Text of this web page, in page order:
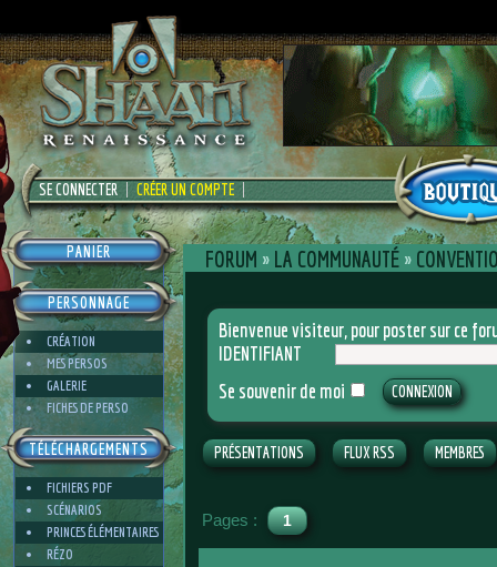
SE CONNECTER CRÉER UN COMPTE
PANIER
PERSONNAGE
CRÉATION
MES PERSOS
GALERIE
FICHES DE PERSO
TÉLÉCHARGEMENTS
FICHIERS PDF
SCÉNARIOS
PRINCES ÉLÉMENTAIRES
RÉZO
FORUM » LA COMMUNAUTÉ »
Bienvenue visiteur, pour poster sur ce
IDENTIFIANT
Se souvenir de moi
PRÉSENTATIONS FLUX RSS MEMBRES
Pages : 1